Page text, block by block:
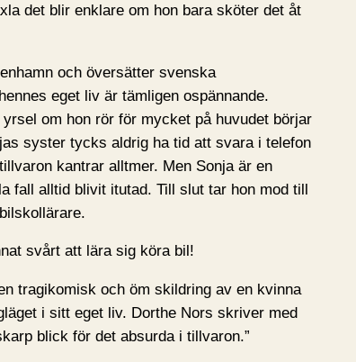
det blir enklare om hon bara sköter det åt
och översätter svenska
eget liv är tämligen ospännande.
om hon rör för mycket på huvudet börjar
syster tycks aldrig ha tid att svara i telefon
kantrar alltmer. Men Sonja är en
fall alltid blivit itutad. Till slut tar hon mod till
svårt att lära sig köra bil!
tragikomisk och öm skildring av en kvinna
i sitt eget liv. Dorthe Nors skriver med
blick för det absurda i tillvaron.”